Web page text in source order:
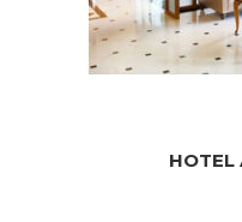
HOTEL